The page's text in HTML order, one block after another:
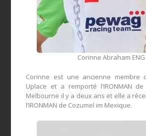
Corinne Abraham ENG
Corinne est une ancienne membre
Uplace et a remporté l’IRONMAN de
Melbourne il y a deux ans et elle a
l’IRONMAN de Cozumel im Mexique.